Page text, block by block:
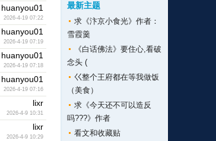
huanyou01
2026-4-19 07:22
huanyou01
2026-4-19 07:19
huanyou01
2026-4-19 07:18
huanyou01
2026-4-19 07:16
lixr
2026-4-9 10:31
lixr
2026-4-9 10:29
最新主题
求《汴京小食光》作者：
雪霞羹
《白话佛法》要住心,看破
念头 (
巜整个王府都在等我做饭
（美食）
求《今天还不可以造反
吗???》作者
看文和收藏贴